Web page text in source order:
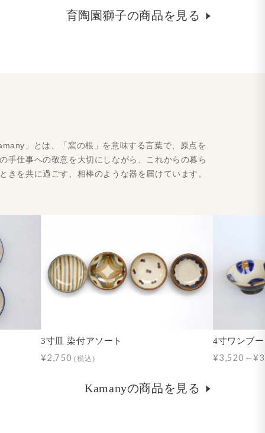
育陶園獅子の商品を見る
」とは、「窯の根」を意味する言葉で、原点を
手仕事への敬意を大切にしながら、これからの暮ら
を共に過ごす、相棒のような器を届けています。
3寸皿 染付アソート
¥2,750(税込)
4寸ワンブ
¥3,520～
Kamanyの商品を見る